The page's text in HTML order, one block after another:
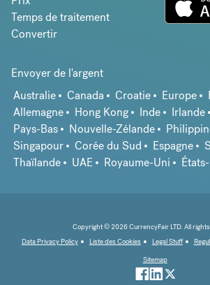
Temps de traitement
Convertir
Envoyer de l'argent
Australie
Canada Croatie Europe
Allemagne
Hong Kong Inde Irlande
Pays-Bas
Nouvelle-Zélande
Singapour
Corée du Sud Espagne
Thaïlande
UAE Royaume-Uni
Copyright © 2026 CurrencyFair LTD. All
Data Privacy Policy
Liste des Cookies Legal Stuff
Sitemap